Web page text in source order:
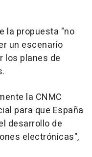
la propuesta "no
un escenario
los planes de
la CNMC
para que España
desarrollo de
electrónicas",